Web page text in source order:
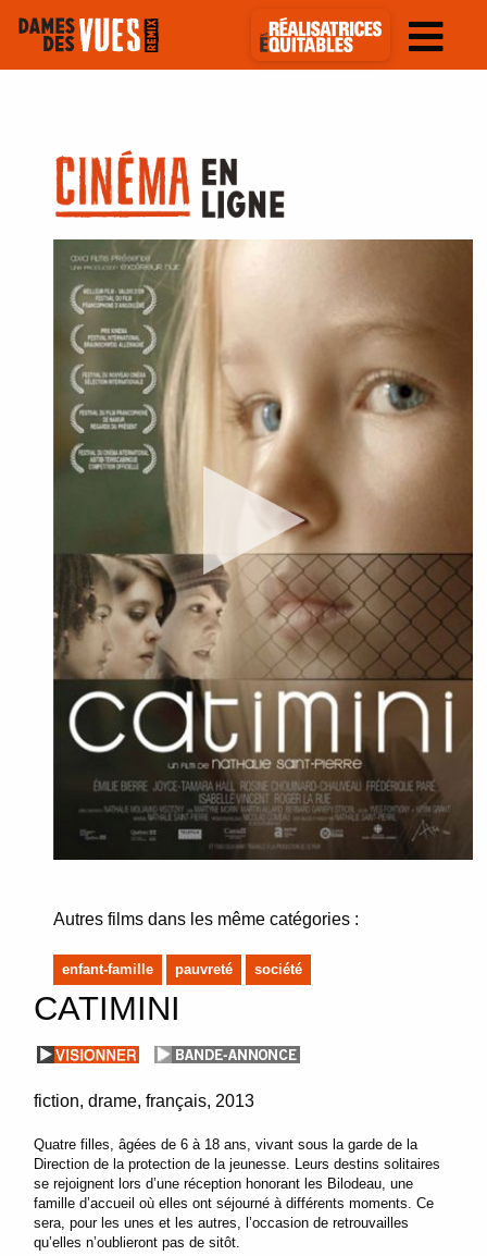
Autres films dans les même catégories :
enfant-famille pauvreté société
CATIMINI
fiction drame français 2013
Quatre filles, âgées de 6 à 18 ans, vivant sous la garde de la
Direction de la protection de la jeunesse. Leurs destins solitaires
se rejoignent lors d’une réception honorant les Bilodeau, une
famille d’accueil où elles ont séjourné à différents moments. Ce
sera, pour les unes et les autres, l’occasion de retrouvailles
qu’elles n’oublieront pas de sitôt.